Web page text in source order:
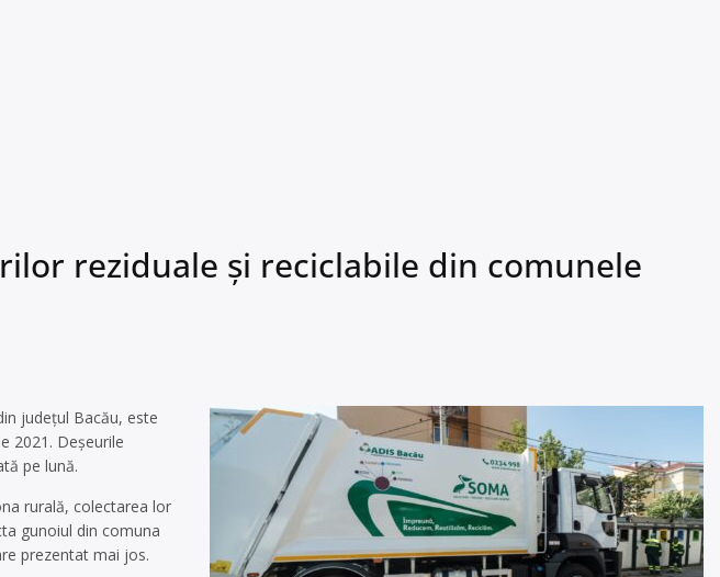
reziduale și reciclabile din comunele
județul Bacău, este
2021. Deșeurile
pe lună.
rurală, colectarea lor
gunoiul din comuna
prezentat mai jos.